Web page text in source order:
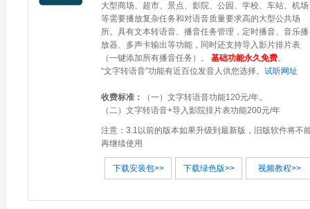
大型商场、超市、景点、影院、公园、学校、车站、机场
等需要播放复杂任务和对语音质量要求高的大型公共场
所。具有文本转语音、播音任务管理，定时播音、音乐播
放器、多声卡输出等功能，同时还支持导入影片排片表
（一键添加所有播音任务）。 基础功能永久免费。
“文字转语音”功能有近百位发音人供您选择。 试听网址
收费标准：
（一）文字转语音功能120元/年。
（二）文字转语音+导入影院排片表功能200元/年
注意：3.1以前的版本如果升级到最新版，旧版软件将不
再继续使用
下载安装包>> 下载绿色版>> 视频教程>>